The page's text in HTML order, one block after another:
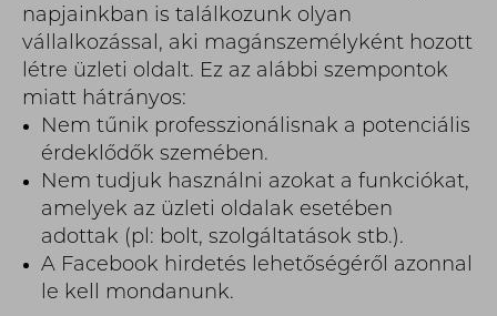
napjainkban is találkozunk olyan
vállalkozással, aki magánszemélyként hozott
létre üzleti oldalt. Ez az alábbi szempontok
miatt hátrányos:
Nem tűnik professzionálisnak a potenciális
érdeklődők szemében.
Nem tudjuk használni azokat a funkciókat,
amelyek az üzleti oldalak esetében
adottak (pl: bolt, szolgáltatások stb.).
A Facebook hirdetés lehetőségéről azonnal
le kell mondanunk.